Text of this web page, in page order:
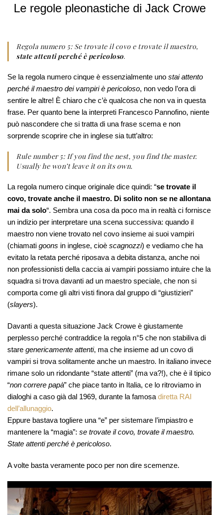
Le regole pleonastiche di Jack Crowe
Regola numero 5: Se trovate il covo e trovate il maestro,
state attenti perché è pericoloso.
Se la regola numero cinque è essenzialmente uno stai attento
perché il maestro dei vampiri è pericoloso, non vedo l’ora di
sentire le altre! È chiaro che c’è qualcosa che non va in questa
frase. Per quanto bene la interpreti Francesco Pannofino, niente
può nascondere che si tratta di una frase scema e non
sorprende scoprire che in inglese sia tutt’altro:
Rule number 5: If you find the nest, you find the master.
Usually he won’t leave it on its own.
La regola numero cinque originale dice quindi: “se trovate il
covo, trovate anche il maestro. Di solito non se ne allontana
mai da solo“. Sembra una cosa da poco ma in realtà ci fornisce
un indizio per interpretare una scena successiva: quando il
maestro non viene trovato nel covo insieme ai suoi vampiri
(chiamati goons in inglese, cioè scagnozzi) e vediamo che ha
evitato la retata perché riposava a debita distanza, anche noi
non professionisti della caccia ai vampiri possiamo intuire che la
squadra si trova davanti ad un maestro speciale, che non si
comporta come gli altri visti finora dal gruppo di “giustizieri”
(slayers).
Davanti a questa situazione Jack Crowe è giustamente
perplesso perché contraddice la regola n°5 che non stabiliva di
stare genericamente attenti, ma che insieme ad un covo di
vampiri si trova solitamente anche un maestro. In italiano invece
rimane solo un ridondante “state attenti” (ma va?!), che è il tipico
“non correre papà” che piace tanto in Italia, ce lo ritroviamo in
dialoghi a caso già dal 1969, durante la famosa diretta RAI
dell’allunaggio.
Eppure bastava togliere una “e” per sistemare l’impiastro e
mantenere la “magia”: se trovate il covo, trovate il maestro.
State attenti perché è pericoloso.
A volte basta veramente poco per non dire scemenze.